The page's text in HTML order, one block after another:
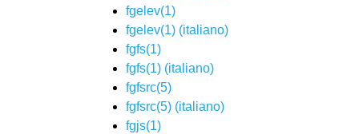
fgelev(1)
fgelev(1) (italiano)
fgfs(1)
fgfs(1) (italiano)
fgfsrc(5)
fgfsrc(5) (italiano)
fgjs(1)